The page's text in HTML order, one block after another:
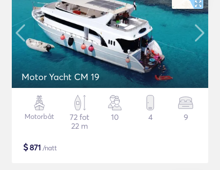
Motor Yacht CM 19
Motorbåt
72 fot
22 m
10 4 9
$871 /natt